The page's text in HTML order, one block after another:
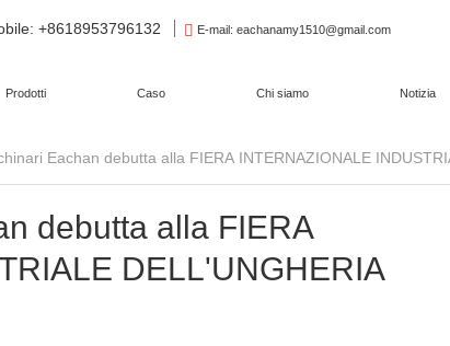
Prodotti Caso Chi siamo Notizia
: +8618953796132 E-mail: eachanamy1510@gmail.com
Eachan debutta alla FIERA INTERNAZIONALE
debutta alla FIERA
DELL'UNGHERIA